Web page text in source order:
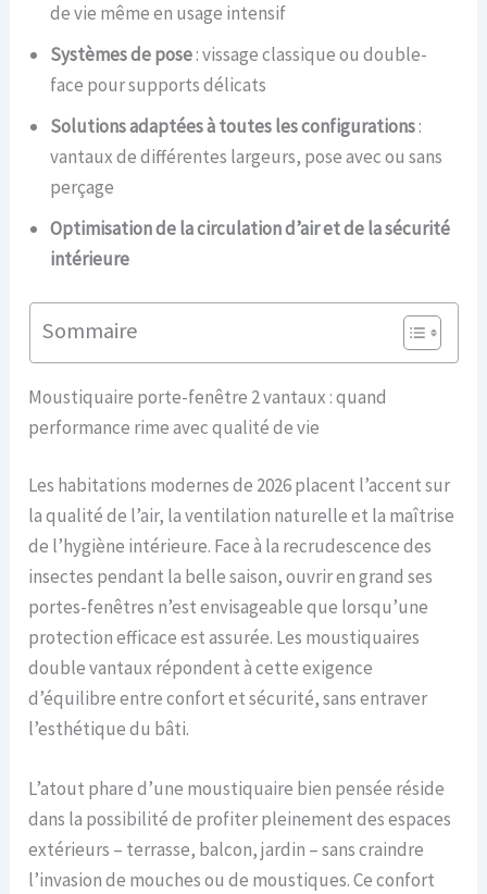
de vie même en usage intensif
Systèmes de pose: vissage classique ou double-
face pour supports délicats
Solutions adaptées à toutes les configurations:
vantaux de différentes largeurs, pose avec ou sans
perçage
Optimisation de la circulation d’air et de la sécurité
intérieure
Sommaire
Moustiquaire porte-fenêtre 2 vantaux : quand
performance rime avec qualité de vie
Les habitations modernes de 2026 placent l’accent sur
la qualité de l’air, la ventilation naturelle et la maîtrise
de l’hygiène intérieure. Face à la recrudescence des
insectes pendant la belle saison, ouvrir en grand ses
portes-fenêtres n’est envisageable que lorsqu’une
protection efficace est assurée. Les moustiquaires
double vantaux répondent à cette exigence
d’équilibre entre confort et sécurité, sans entraver
l’esthétique du bâti.
L’atout phare d’une moustiquaire bien pensée réside
dans la possibilité de profiter pleinement des espaces
extérieurs – terrasse, balcon, jardin – sans craindre
l’invasion de mouches ou de moustiques. Ce confort